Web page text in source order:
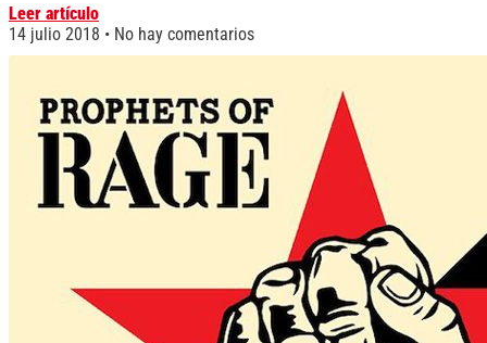
Leer artículo
14 julio 2018
No hay comentarios